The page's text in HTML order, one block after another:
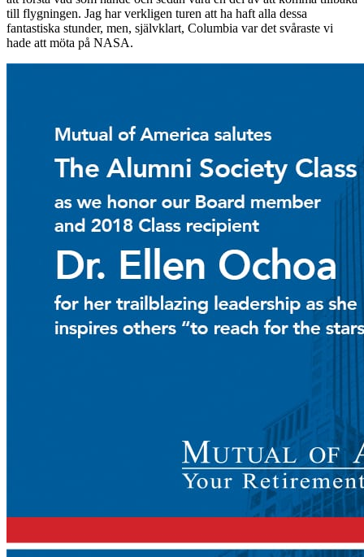
till flygningen. Jag har verkligen turen att ha haft alla dessa
fantastiska stunder, men, självklart, Columbia var det svåraste vi
hade att möta på NASA.